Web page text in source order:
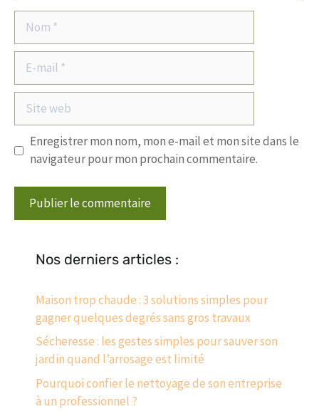
mail
Site
web
Enregistrer mon nom, mon e-mail et mon site dans le
navigateur pour mon prochain commentaire.
Nos derniers articles :
Maison trop chaude : 3 solutions simples pour
gagner quelques degrés sans gros travaux
Sécheresse : les gestes simples pour sauver son
jardin quand l’arrosage est limité
Pourquoi confier le nettoyage de son entreprise
à un professionnel ?